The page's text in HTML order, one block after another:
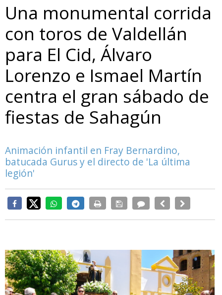
Una monumental corrida
con toros de Valdellán
para El Cid, Álvaro
Lorenzo e Ismael Martín
centra el gran sábado de
fiestas de Sahagún
Animación infantil en Fray Bernardino,
batucada Gurus y el directo de 'La última
legión'